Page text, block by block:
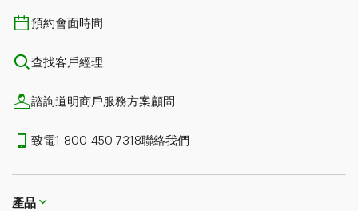
預約會面時間
查找客戶經理
諮詢道明商戶服務方案顧問
致電1-800-450-7318聯絡我們
產品